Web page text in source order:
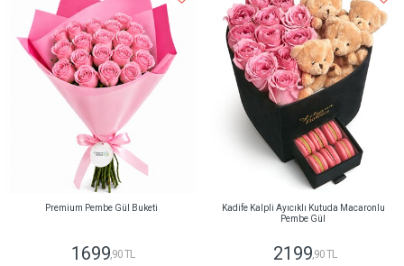
Premium Pembe Gül Buketi
1699,90 TL
Kadife Kalpli Ayıcıklı Kutuda Macaronlu
Pembe Gül
2199,90 TL